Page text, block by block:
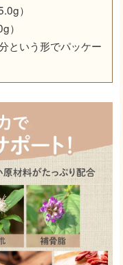
）
）
という形でパッケー